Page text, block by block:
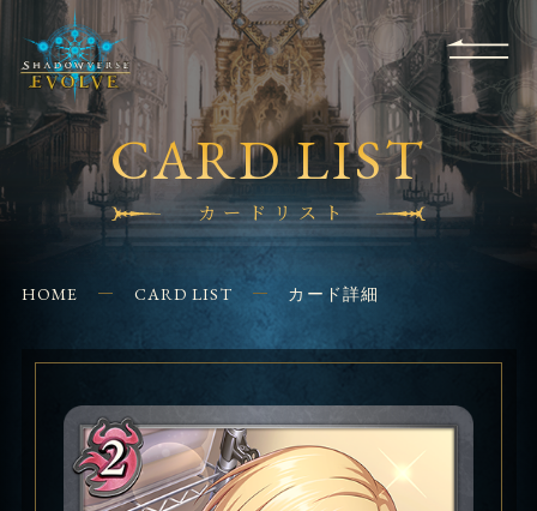
Q&A
EVENT SHOPS
FOR
BEGINNERS
APPLICATION
CONTACT
CARD LIST
カードリスト
HOME CARD LIST カード詳細